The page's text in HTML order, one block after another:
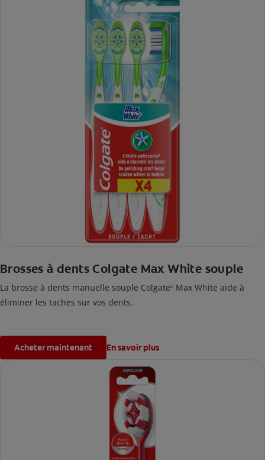
Brosses à dents Colgate Max White souple
La brosse à dents manuelle souple Colgate® Max White aide à
éliminer les taches sur vos dents.
Acheter maintenant En savoir plus